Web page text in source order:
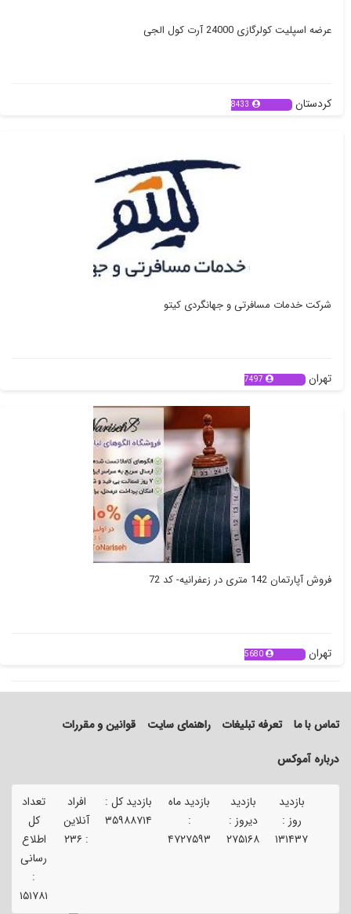
عرضه اسپلیت کولرگازی 24000 آرت کول الجی
کردستان 8433
شرکت خدمات مسافرتی و جهانگردی کیتو
تهران 7497
فروش آپارتمان 142 متری در زعفرانیه- کد 72
تهران 5680
تماس با ما تعرفه تبلیغات راهنمای سایت
قوانین و مقررات
درباره آموکس
بازدید
روز :
۱۳۱۴۳۷
بازدید
دیروز :
۲۷۵۱۶۸
بازدید ماه
:
۴۷۲۷۵۹۳
بازدید کل :
۳۵۹۸۸۷۱۴
افراد
آنلاین
: ۲۳۶
تعداد
کل
اطلاع
رسانی
:
۱۵۱۷۸۱